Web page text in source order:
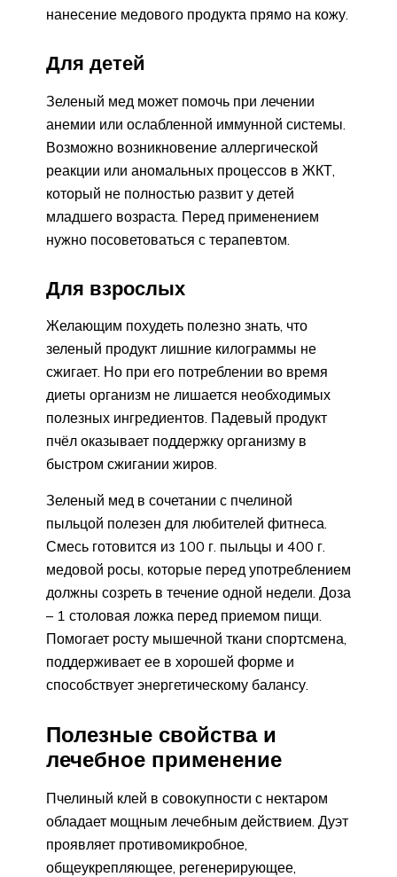
нанесение медового продукта прямо на кожу.
Для детей
Зеленый мед может помочь при лечении
анемии или ослабленной иммунной системы.
Возможно возникновение аллергической
реакции или аномальных процессов в ЖКТ,
который не полностью развит у детей
младшего возраста. Перед применением
нужно посоветоваться с терапевтом.
Для взрослых
Желающим похудеть полезно знать, что
зеленый продукт лишние килограммы не
сжигает. Но при его потреблении во время
диеты организм не лишается необходимых
полезных ингредиентов. Падевый продукт
пчёл оказывает поддержку организму в
быстром сжигании жиров.
Зеленый мед в сочетании с пчелиной
пыльцой полезен для любителей фитнеса.
Смесь готовится из 100 г. пыльцы и 400 г.
медовой росы, которые перед употреблением
должны созреть в течение одной недели. Доза
– 1 столовая ложка перед приемом пищи.
Помогает росту мышечной ткани спортсмена,
поддерживает ее в хорошей форме и
способствует энергетическому балансу.
Полезные свойства и
лечебное применение
Пчелиный клей в совокупности с нектаром
обладает мощным лечебным действием. Дуэт
проявляет противомикробное,
общеукрепляющее, регенерирующее,